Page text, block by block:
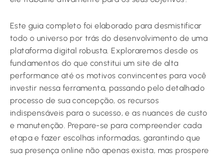
Este guia completo foi elaborado para desmistificar
todo o universo por trás do desenvolvimento de uma
plataforma digital robusta. Exploraremos desde os
fundamentos do que constitui um site de alta
performance até os motivos convincentes para você
investir nessa ferramenta, passando pelo detalhado
processo de sua concepção, os recursos
indispensáveis para o sucesso, e as nuances de custo
e manutenção. Prepare-se para compreender cada
etapa e fazer escolhas informadas, garantindo que
sua presença online não apenas exista, mas prospere